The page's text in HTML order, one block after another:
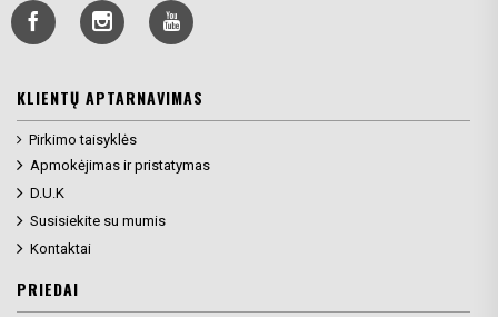
KLIENTŲ APTARNAVIMAS
Pirkimo taisyklės
Apmokėjimas ir pristatymas
D.U.K
Susisiekite su mumis
Kontaktai
PRIEDAI